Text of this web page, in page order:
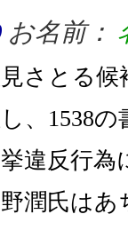
お名前：
さとる候
、1538
違反行為
潤氏はあ